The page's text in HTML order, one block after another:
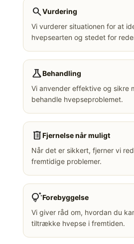
searchVurdering
Vi vurderer situationen for at
hvepsearten og stedet for
scienceBehandling
Vi anvender effektive og sikre
behandle hvepseproblemet.
deleteFjernelse når muligt
Når det er sikkert, fjerner vi
fremtidige problemer.
tips_and_updatesForebyggelse
Vi giver råd om, hvordan du
tiltrække hvepse i fremtiden.